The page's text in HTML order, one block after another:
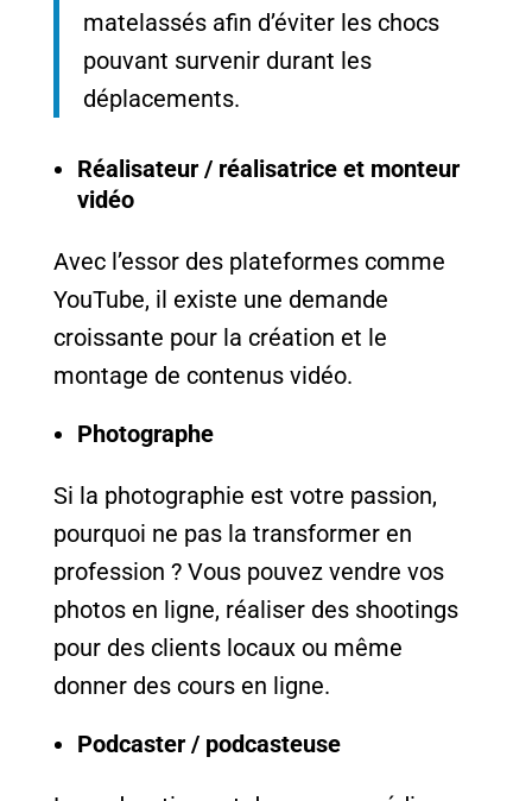
matelassés afin d’éviter les chocs
pouvant survenir durant les
déplacements.
Réalisateur / réalisatrice et monteur
vidéo
Avec l’essor des plateformes comme
YouTube, il existe une demande
croissante pour la création et le
montage de contenus vidéo.
Photographe
Si la photographie est votre passion,
pourquoi ne pas la transformer en
profession ? Vous pouvez vendre vos
photos en ligne, réaliser des shootings
pour des clients locaux ou même
donner des cours en ligne.
Podcaster / podcasteuse